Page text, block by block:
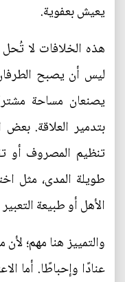
يعيش بعفوية.
هذه الخلافات لا تُحل
ليس أن يصبح
يصنعان مساحة
بتدمير العلاقة.
تنظيم المصروف أو
طويلة المدى، مثل
الأهل أو طبيعة
والتمييز هنا مهم؛
عنادًا وإحباطًا. أما